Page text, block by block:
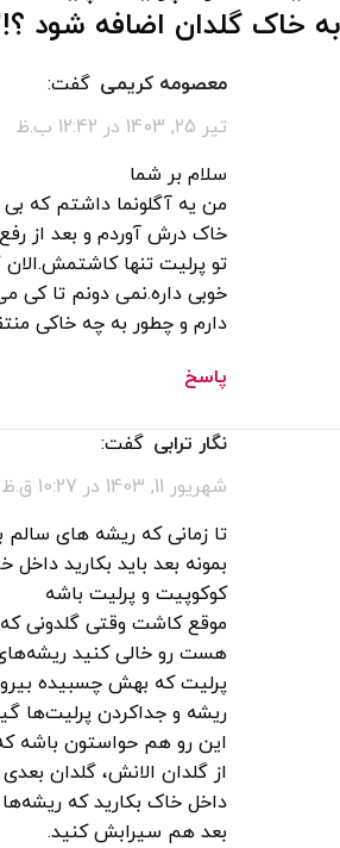
به خاک گلدان اضافه شود ؟!
معصومه کریمی گفت:
تیر 25, 1403 در 12:42 ب.ظ
سلام بر شما
من یه آگلونما داشتم که
خاک درش آوردم و بعد از
تو پرلیت تنها
خوبی داره.نمی دونم تا کی
دارم و چطور به چه خاکی
پاسخ
نگار ترابی گفت:
شهریور 11, 1403 در 10:27 ق.ظ
تا زمانی که ریشه های سالم
بمونه بعد باید بکارید
کوکوپیت‌ و پرلیت باشه
موقع کاشت وقتی گلدونی‌
هست رو خالی کنید
پرلیت که بهش چسبیده
ریشه و جداکردن پرلیت‌ها‌
این رو هم حواستون‌ باشه
از گلدان‌ الانش، گلدان
داخل خاک بکارید که
بعد هم سیرابش‌ کنید.